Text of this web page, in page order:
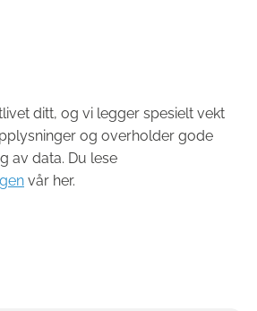
ditt, og vi legger spesielt vekt
og overholder gode
av data. Du lese
vår her.